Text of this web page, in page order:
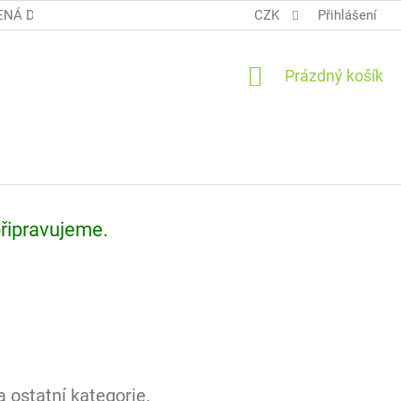
DOPRAVA COOL BALÍK OBCHODNÍ PODMÍNKY TERUNKY
CZK Přihlášení
NÁKUPNÍ
Prázdný košík
ostatní kategorie.